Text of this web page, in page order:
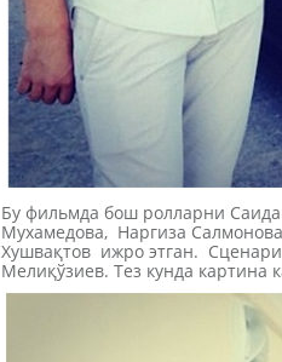
Бу фильмда бош ролларни
Мухамедова, Наргиза
Хушвақтов ижро этган.
Мелиқўзиев. Тез кунда картина